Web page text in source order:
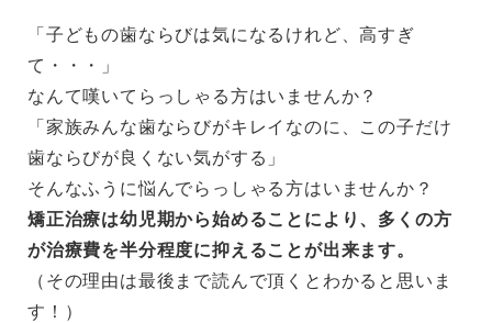
「子どもの歯ならびは気になるけれど、高すぎ
て・・・」
なんて嘆いてらっしゃる方はいませんか？
「家族みんな歯ならびがキレイなのに、この子だけ
歯ならびが良くない気がする」
そんなふうに悩んでらっしゃる方はいませんか？
矯正治療は幼児期から始めることにより、多くの方
が治療費を半分程度に抑えることが出来ます。
（その理由は最後まで読んで頂くとわかると思いま
す！）